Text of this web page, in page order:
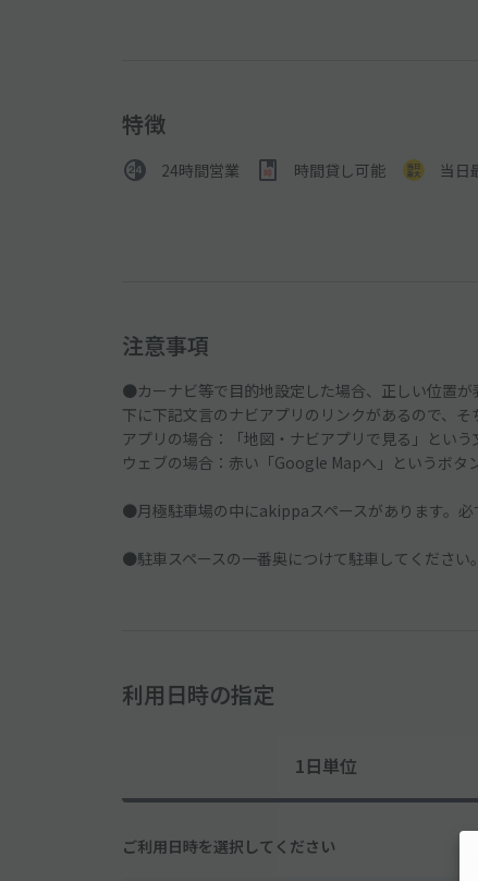
特徴
24時間営業 時間貸し可能 当日
注意事項
●カーナビ等で目的地設定した場合、正しい位置
下に下記文言のナビアプリのリンクがあるので、そ
アプリの場合：「地図・ナビアプリで見る」という
ウェブの場合：赤い「Google Mapへ」というボタ
●月極駐車場の中にakippaスペースがあります。必
●駐車スペースの一番奥につけて駐車してください。
利用日時の指定
1日単位
ご利用日時を選択してください